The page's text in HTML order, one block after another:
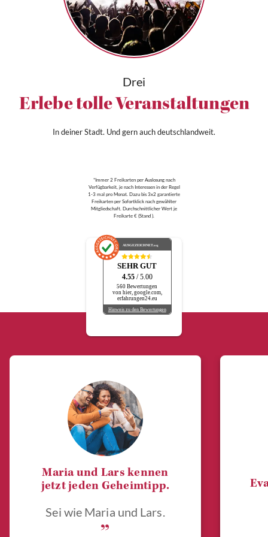
Drei
Erlebe tolle Veranstaltungen
In deiner Stadt. Und gern auch deutschlandweit.
*Immer 2 Freikarten per Auslosung nach
Verfügbarkeit, je nach Interessen in der Regel
1-3 mal pro Monat. Dazu bis 3x2 garantierte
Freikarten per Sofortklick nach gewählter
Mitgliedschaft. Durchschnittlicher Wert je
Freikarte € (Stand ).
AUSGEZEICHNET.org
SEHR GUT
4.55 / 5.00
560 Bewertungen
von hier, google.com,
erfahrungen24.eu
Hinweis zu den Bewertungen
Maria und Lars kennen
jetzt jeden Geheimtipp.
Sei wie Maria und Lars.
„